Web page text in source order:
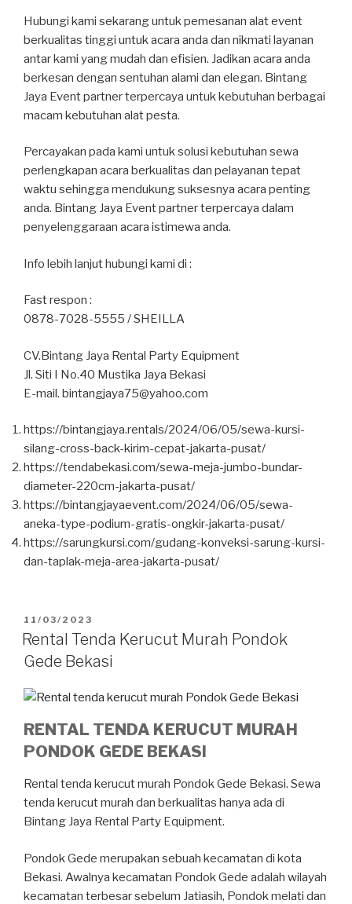
Hubungi kami sekarang untuk pemesanan alat event
berkualitas tinggi untuk acara anda dan nikmati layanan
antar kami yang mudah dan efisien. Jadikan acara anda
berkesan dengan sentuhan alami dan elegan. Bintang
Jaya Event partner terpercaya untuk kebutuhan berbagai
macam kebutuhan alat pesta.
Percayakan pada kami untuk solusi kebutuhan sewa
perlengkapan acara berkualitas dan pelayanan tepat
waktu sehingga mendukung suksesnya acara penting
anda. Bintang Jaya Event partner terpercaya dalam
penyelenggaraan acara istimewa anda.
Info lebih lanjut hubungi kami di :
Fast respon :
0878-7028-5555 / SHEILLA
CV.Bintang Jaya Rental Party Equipment
Jl. Siti I No.40 Mustika Jaya Bekasi
E-mail. bintangjaya75@yahoo.com
https://bintangjaya.rentals/2024/06/05/sewa-kursi-
silang-cross-back-kirim-cepat-jakarta-pusat/
https://tendabekasi.com/sewa-meja-jumbo-bundar-
diameter-220cm-jakarta-pusat/
https://bintangjayaevent.com/2024/06/05/sewa-
aneka-type-podium-gratis-ongkir-jakarta-pusat/
https://sarungkursi.com/gudang-konveksi-sarung-kursi-
dan-taplak-meja-area-jakarta-pusat/
DIPOSKAN
PADA
11/03/2023
Rental Tenda Kerucut Murah Pondok
Gede Bekasi
RENTAL TENDA KERUCUT MURAH
PONDOK GEDE BEKASI
Rental tenda kerucut murah Pondok Gede Bekasi. Sewa
tenda kerucut murah dan berkualitas hanya ada di
Bintang Jaya Rental Party Equipment.
Pondok Gede merupakan sebuah kecamatan di kota
Bekasi. Awalnya kecamatan Pondok Gede adalah wilayah
kecamatan terbesar sebelum Jatiasih, Pondok melati dan